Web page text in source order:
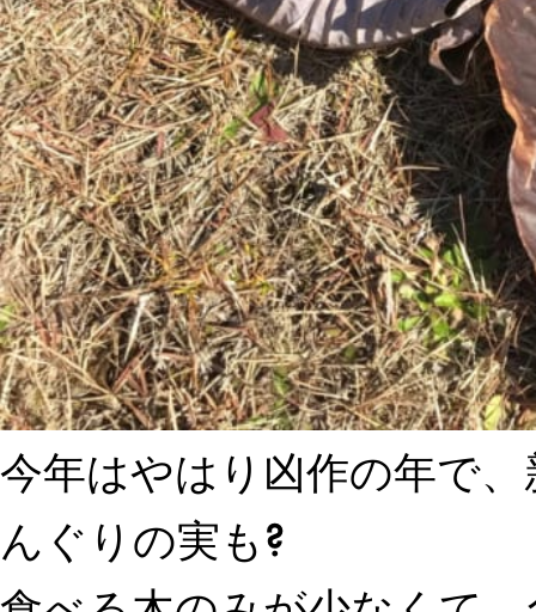
今年はやはり凶作の年で
んぐりの実も?